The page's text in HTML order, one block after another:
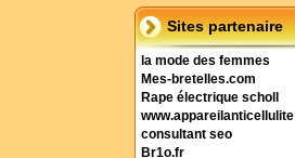
Sites partenaire
la mode des femmes
Mes-bretelles.com
Rape électrique scholl
www.appareilanticellulite
consultant seo
Br1o.fr